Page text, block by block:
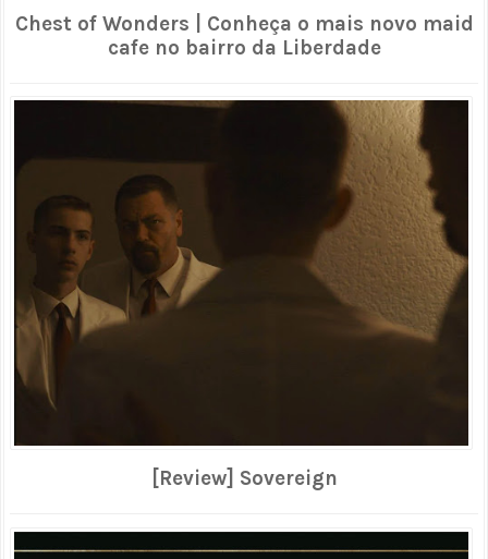
Chest of Wonders | Conheça o mais novo maid
cafe no bairro da Liberdade
[Review] Sovereign